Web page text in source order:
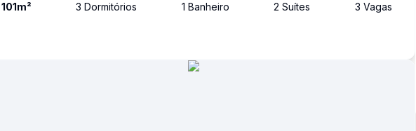
101m² 3 Dormitórios 1 Banheiro 2 Suítes 3 Vagas